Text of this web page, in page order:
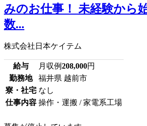
みのお仕事！ 未経験から
数...
株式会社日本ケイテム
給与 月収例208,000円
勤務地
福井県 越前市
寮・社宅 なし
仕事内容 操作・運搬 / 家電系工場